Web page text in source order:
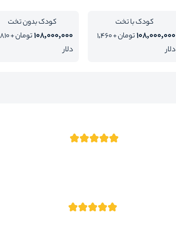
کودک با تخت
108,000,000
تومان + 1,460
دلار
کودک بدون تخت
108,000,000
تومان + 810
دلار